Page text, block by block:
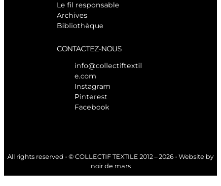
Le fil responsable
Archives
Bibliothèque
CONTACTEZ-NOUS
info@collectiftextil
e.com
Instagram
Pinterest
Facebook
All rights reserved • © COLLECTIF TEXTILE 2012 – 2026 • Website by
noir de mars